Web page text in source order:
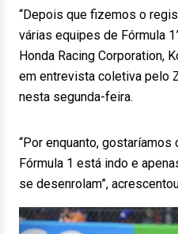
“Depois que fizemos o
várias equipes de Fórmula
Honda Racing Corporation,
em entrevista coletiva pelo
nesta segunda-feira.
“Por enquanto,
Fórmula 1 está indo e
se desenrolam”,